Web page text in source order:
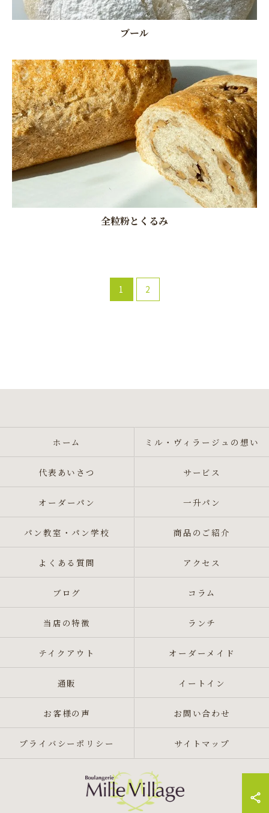
ブール
全粒粉とくるみ
1 2
ホーム ミル・ヴィラージュの想い
代表あいさつ サービス
オーダーパン 一升パン
パン教室・パン学校 商品のご紹介
よくある質問 アクセス
ブログ コラム
当店の特徴 ランチ
テイクアウト オーダーメイド
通販 イートイン
お客様の声 お問い合わせ
プライバシーポリシー サイトマップ